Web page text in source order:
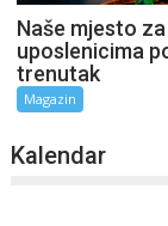
Naše mjesto
uposlenicima
trenutak
Magazin
Kalendar